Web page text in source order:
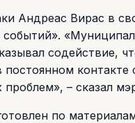
Андреас Вирас в
событий».
содействие,
постоянном
– сказал
по